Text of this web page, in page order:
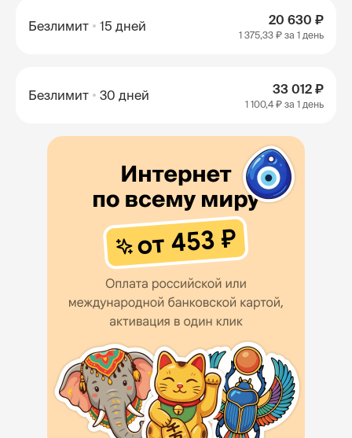
Безлимит 15 дней 20 630 ₽
1 375,33 ₽ за 1 день
Безлимит 30 дней 33 012 ₽
1 100,4 ₽ за 1 день